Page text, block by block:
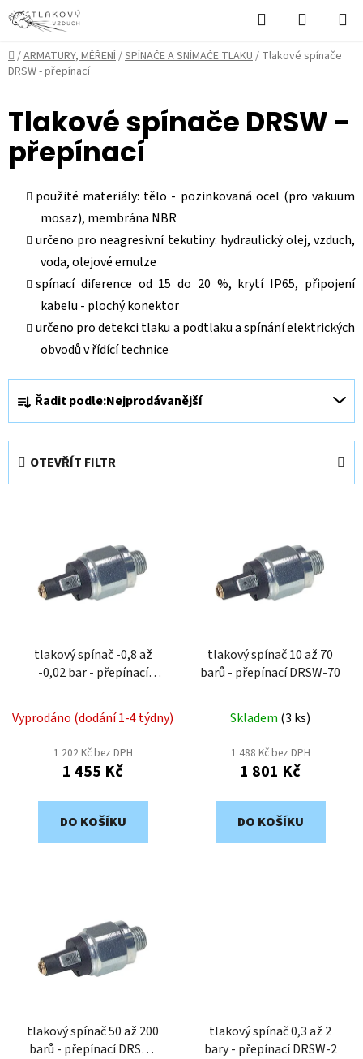
Přejít
na
obsah
Hledat
KOŠÍK
Domů
/ARMATURY, MĚŘENÍ/SPÍNAČE A SNÍMAČE TLAKU/ Tlakové spínače
DRSW - přepínací
Tlakové spínače DRSW -
přepínací
použité materiály: tělo - pozinkovaná ocel (pro vakuum
mosaz), membrána NBR
určeno pro neagresivní tekutiny: hydraulický olej, vzduch,
voda, olejové emulze
spínací diference od 15 do 20 %, krytí IP65, připojení
kabelu - plochý konektor
určeno pro detekci tlaku a podtlaku a spínání elektrických
obvodů v řídící technice
Ř
a
z
e
n
í
Řadit podle:Nejprodávanější
OTEVŘÍT FILTR
k
tlakový spínač -0,8 až
-0,02 bar - přepínací
Vyprodáno (dodání 1-4 týdny)
1 202 Kč bez DPH
1 455 Kč
DO KOŠÍKU
tlakový spínač 10 až 70
barů - přepínací DRSW-70
Skladem (3 ks)
1 488 Kč bez DPH
1 801 Kč
DO KOŠÍKU
tlakový spínač 50 až 200
barů - přepínací DRSW-
tlakový spínač 0,3 až 2
bary - přepínací DRSW-2